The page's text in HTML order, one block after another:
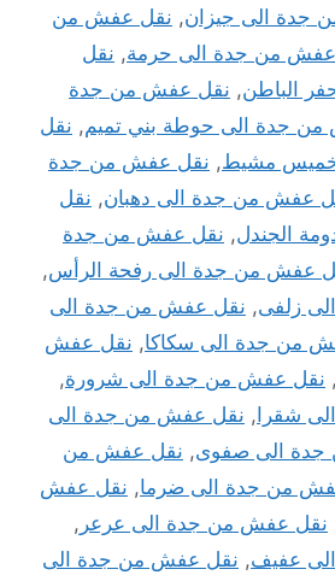
جدة الى جيزان, نقل عفش من
من جدة الى حرمة, نقل
الباطن, نقل عفش من جدة
جدة الى حوطة بني تميم, نقل
مشيط, نقل عفش من جدة
عفش من جدة الى دهبان, نقل
الجندل, نقل عفش من جدة
عفش من جدة الى رفحة الرأس,
زلفى, نقل عفش من جدة الى
من جدة الى سكاكا, نقل عفش
, نقل عفش من جدة الى شرورة,
شقرا, نقل عفش من جدة الى
الى صفوى, نقل عفش من
من جدة الى ضرما, نقل عفش
نقل عفش من جدة الى عرعر ,
عفيف, نقل عفش من جدة الى